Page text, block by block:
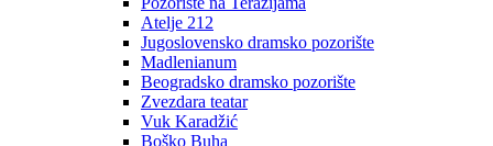
Atelje 212
Jugoslovensko dramsko pozorište
Madlenianum
Beogradsko dramsko pozorište
Zvezdara teatar
Vuk Karadžić
Boško Buha